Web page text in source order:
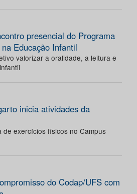
presencial do Programa
Educação Infantil
valorizar a oralidade, a leitura e
inicia atividades da
de exercícios físicos no Campus
do Codap/UFS com